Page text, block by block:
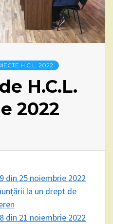
H.C.L. 2022
H.C.L.
2022
din 25 noiembrie 2022
la un drept de
din 21 noiembrie 2022